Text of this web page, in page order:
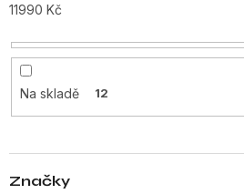
r
o
d
u
t
11990 Kč
Na skladě 12
Značky